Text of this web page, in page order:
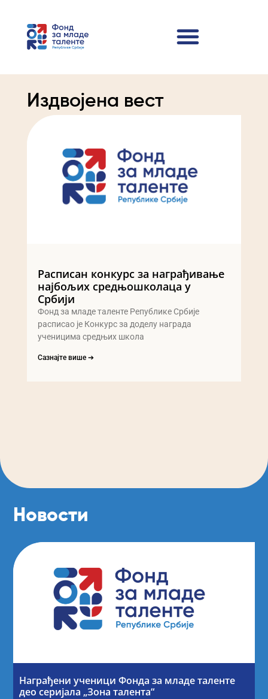
Издвојена вест
Расписан конкурс за награђивање
најбољих средњошколаца у
Србији
Фонд за младе таленте Републике Србије
расписао је Конкурс за доделу награда
ученицима средњих школа
Сазнајте више ➔
Новости
Награђени ученици Фонда за младе таленте
део серијала „Зона талента“